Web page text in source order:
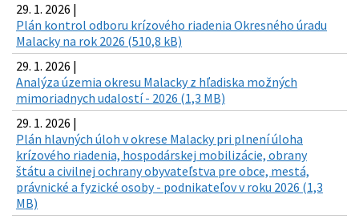
29. 1. 2026 |
Plán kontrol odboru krízového riadenia Okresného úradu
Malacky na rok 2026 (510,8 kB)
29. 1. 2026 |
Analýza územia okresu Malacky z hľadiska možných
mimoriadnych udalostí - 2026 (1,3 MB)
29. 1. 2026 |
Plán hlavných úloh v okrese Malacky pri plnení úloha
krízového riadenia, hospodárskej mobilizácie, obrany
štátu a civilnej ochrany obyvateľstva pre obce, mestá,
právnické a fyzické osoby - podnikateľov v roku 2026 (1,3
MB)